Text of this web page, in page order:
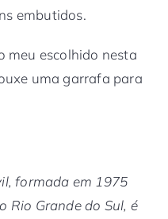
embutidos.
meu escolhido nesta
uma garrafa para
formada em 1975
Rio Grande do Sul, é